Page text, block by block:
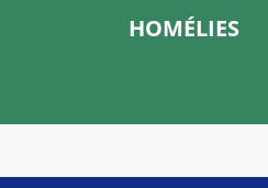
HOMÉLIES